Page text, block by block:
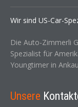
Wir sind US-Car-
Die Auto-Zimmerli
Spezialist für
Youngtimer in
Unsere